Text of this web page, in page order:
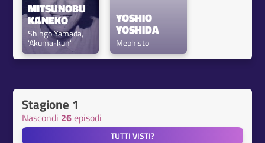
MITSUNOBU
KANEKO
Shingo Yamada,
'Akuma-kun'
YOSHIO
YOSHIDA
Mephisto
Stagione 1
Nascondi 26episodi
TUTTI VISTI?